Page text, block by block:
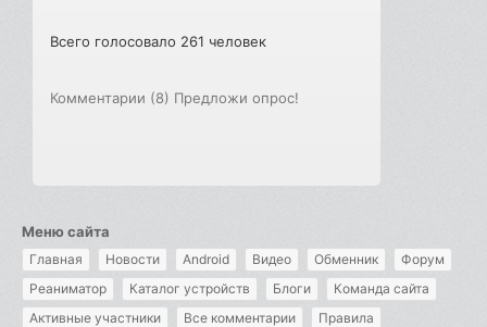
Всего голосовало 261 человек
Комментарии (8) Предложи опрос!
Меню сайта
Главная Новости Android Видео Обменник
Форум
Реаниматор
Каталог устройств Блоги
Команда сайта
Активные участники
Все комментарии Правила